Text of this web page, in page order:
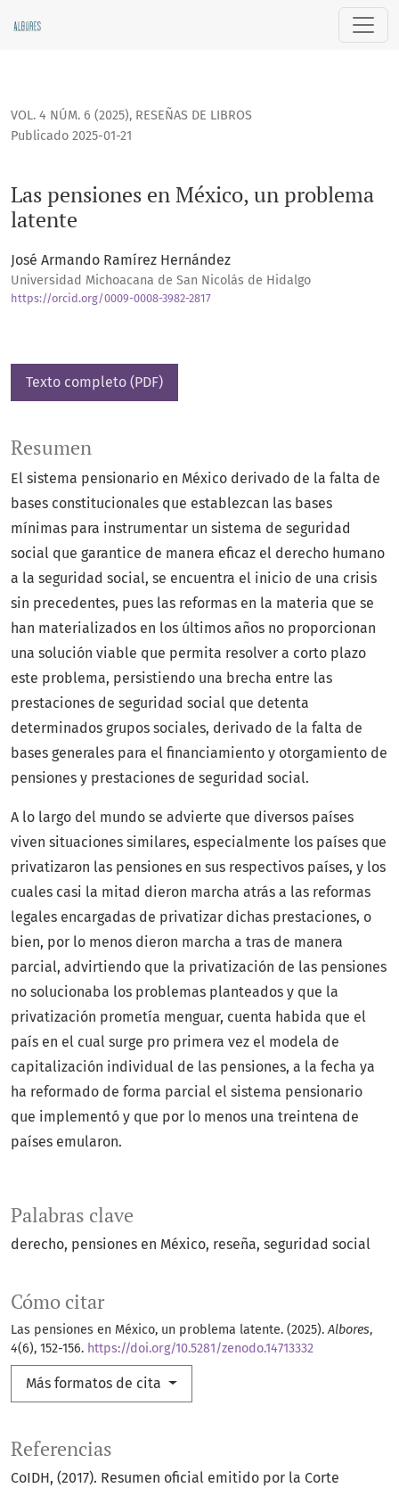
VOL. 4 NÚM. 6 (2025), RESEÑAS DE LIBROS
Las pensiones en México, un problema
latente
Publicado 2025-01-21
José Armando Ramírez Hernández
Universidad Michoacana de San Nicolás de Hidalgo
https://orcid.org/0009-0008-3982-2817
Texto completo (PDF)
Palabras clave
derecho pensiones en México reseña seguridad social
Cómo citar
Las pensiones en México, un problema latente. (2025).Albores,
4(6), 152-156. https://doi.org/10.5281/zenodo.14713332
Más formatos de cita
Resumen
El sistema pensionario en México derivado de la falta de
bases constitucionales que establezcan las bases
mínimas para instrumentar un sistema de seguridad
social que garantice de manera eficaz el derecho humano
a la seguridad social, se encuentra el inicio de una crisis
sin precedentes, pues las reformas en la materia que se
han materializados en los últimos años no proporcionan
una solución viable que permita resolver a corto plazo
este problema, persistiendo una brecha entre las
prestaciones de seguridad social que detenta
determinados grupos sociales, derivado de la falta de
bases generales para el financiamiento y otorgamiento de
pensiones y prestaciones de seguridad social.
A lo largo del mundo se advierte que diversos países
viven situaciones similares, especialmente los países que
privatizaron las pensiones en sus respectivos países, y los
cuales casi la mitad dieron marcha atrás a las reformas
legales encargadas de privatizar dichas prestaciones, o
bien, por lo menos dieron marcha a tras de manera
parcial, advirtiendo que la privatización de las pensiones
no solucionaba los problemas planteados y que la
privatización prometía menguar, cuenta habida que el
país en el cual surge pro primera vez el modela de
capitalización individual de las pensiones, a la fecha ya
ha reformado de forma parcial el sistema pensionario
que implementó y que por lo menos una treintena de
países emularon.
Referencias
CoIDH, (2017). Resumen oficial emitido por la Corte